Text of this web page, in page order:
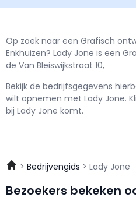
Op zoek naar een Grafisch
Enkhuizen? Lady Jone is een
de Van Bleiswijkstraat 10,
Bekijk de bedrijfsgegevens
wilt opnemen met Lady Jone.
bij Lady Jone komt.
Bedrijvengids Lady Jone
Bezoekers bekeken